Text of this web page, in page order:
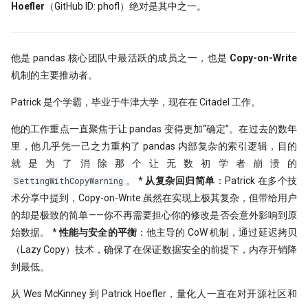
Hoefler （GitHub ID: phofl）绝对是其中之一。
他是 pandas 核心团队中最活跃的成员之一，也是 Copy-on-Write
机制的主要推动者。
Patrick 是个学霸，毕业于牛津大学，现在在 Citadel 工作。
他的工作重点一直聚焦于让 pandas 变得更加“确定”。在过去的数年
里，他几乎凭一己之力重构了 pandas 内部复杂的索引逻辑，目的
就是为了消除那个让无数初学者崩溃的
SettingWithCopyWarning 。 * 从复杂回归简单 ：Patrick 在多个技
术分享中提到，Copy-on-Write 虽然在实现上极其复杂，但带给用户
的却是极致的简单——你不再需要担心你的修改是否会意外影响到原
始数据。 *性能与安全的平衡：他主导的 CoW 机制，通过延迟拷贝
（Lazy Copy）技术，确保了在保证数据安全的前提下，内存开销降
到最低。
从 Wes McKinney 到 Patrick Hoefler，量化人一直在对开源社区和